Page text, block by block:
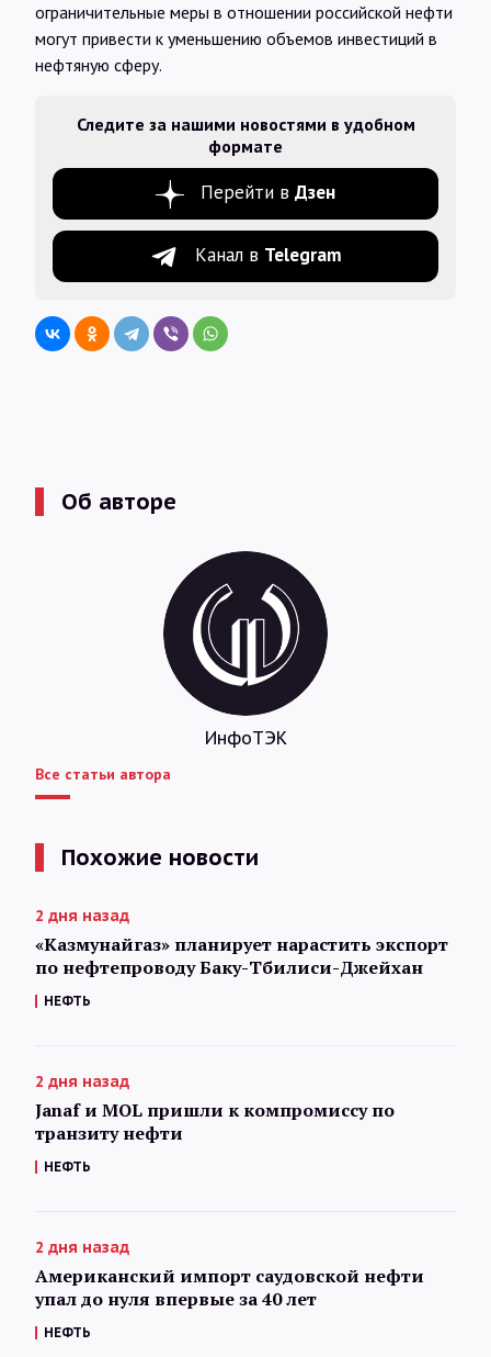
ограничительные меры в отношении российской нефти
могут привести к уменьшению объемов инвестиций в
нефтяную сферу.
Следите за нашими новостями в удобном
формате
Перейти в Дзен
Канал в Telegram
Об авторе
ИнфоТЭК
Все статьи автора
Похожие новости
2 дня назад
«Казмунайгаз» планирует нарастить экспорт
по нефтепроводу Баку-Тбилиси-Джейхан
НЕФТЬ
2 дня назад
Janaf и MOL пришли к компромиссу по
транзиту нефти
НЕФТЬ
2 дня назад
Американский импорт саудовской нефти
упал до нуля впервые за 40 лет
НЕФТЬ